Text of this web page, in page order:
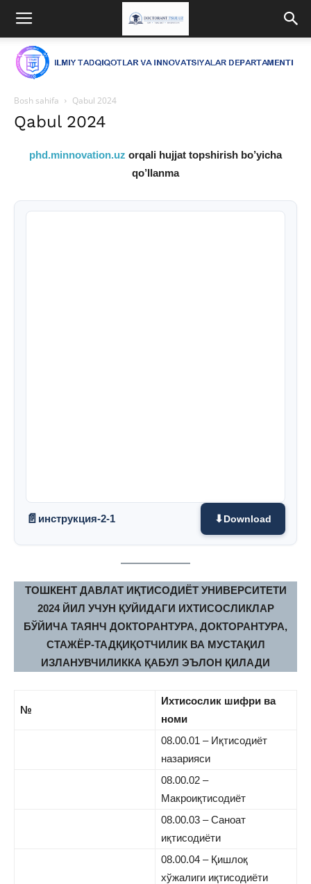
Bosh sahifa Qabul 2024
Qabul 2024
phd.minnovation.uz orqali hujjat topshirish bo’yicha
qo’llanma
инструкция-2-1 Download
ТОШКЕНТ ДАВЛАТ ИҚТИСОДИЁТ УНИВЕРСИТЕТИ
2024 ЙИЛ УЧУН ҚУЙИДАГИ ИХТИСОСЛИКЛАР
БЎЙИЧА ТАЯНЧ ДОКТОРАНТУРА, ДОКТОРАНТУРА,
СТАЖЁР-ТАДҚИҚОТЧИЛИК ВА МУСТАҚИЛ
ИЗЛАНУВЧИЛИККА ҚАБУЛ ЭЪЛОН ҚИЛАДИ
№
Ихтисослик шифри ва
номи
08.00.01 – Иқтисодиёт
назарияси
08.00.02 –
Макроиқтисодиёт
08.00.03 – Саноат
иқтисодиёти
08.00.04 – Қишлоқ
хўжалиги иқтисодиёти